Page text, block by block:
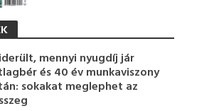
mennyi nyugdíj jár
és 40 év munkaviszony
sokakat meglephet az